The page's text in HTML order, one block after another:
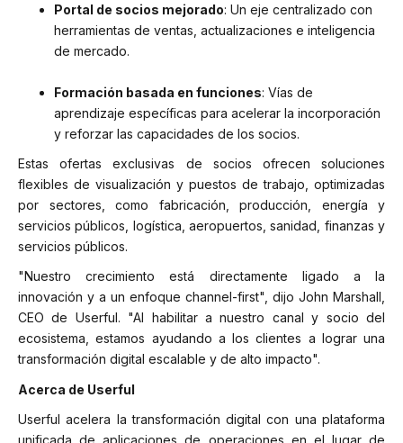
Portal de socios mejorado: Un eje centralizado con
herramientas de ventas, actualizaciones e inteligencia
de mercado.
Formación basada en funciones: Vías de
aprendizaje específicas para acelerar la incorporación
y reforzar las capacidades de los socios.
Estas ofertas exclusivas de socios ofrecen soluciones
flexibles de visualización y puestos de trabajo, optimizadas
por sectores, como fabricación, producción, energía y
servicios públicos, logística, aeropuertos, sanidad, finanzas y
servicios públicos.
"Nuestro crecimiento está directamente ligado a la
innovación y a un enfoque channel-first", dijo John Marshall,
CEO de Userful. "Al habilitar a nuestro canal y socio del
ecosistema, estamos ayudando a los clientes a lograr una
transformación digital escalable y de alto impacto".
Acerca de Userful
Userful acelera la transformación digital con una plataforma